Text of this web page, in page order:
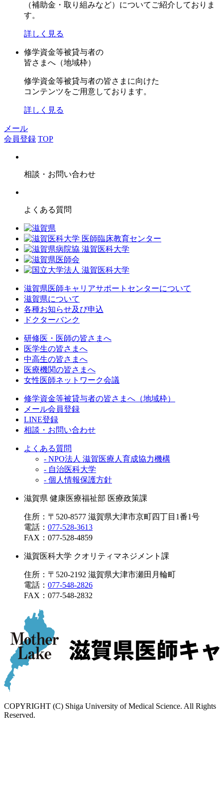
（補助金・取り組みなど）についてご紹介しておりま
す。
詳しく見る
修学資金等被貸与者の
皆さまへ（地域枠）
修学資金等被貸与者の皆さまに向けた
コンテンツをご用意しております。
詳しく見る
メール
会員登録 TOP
相談・お問い合わせ
よくある質問
滋賀県医師キャリアサポートセンターについて
滋賀県について
各種お知らせ及び申込
ドクターバンク
研修医・医師の皆さまへ
医学生の皆さまへ
中高生の皆さまへ
医療機関の皆さまへ
女性医師ネットワーク会議
修学資金等被貸与者の皆さまへ（地域枠）
メール会員登録
LINE登録
相談・お問い合わせ
よくある質問
- NPO法人 滋賀医療人育成協力機構
- 自治医科大学
- 個人情報保護方針
滋賀県 健康医療福祉部 医療政策課
住所：〒520-8577 滋賀県大津市京町四丁目1番1号
電話： 077-528-3613
FAX： 077-528-4859
滋賀医科大学 クオリティマネジメント課
住所：〒520-2192 滋賀県大津市瀬田月輪町
電話： 077-548-2826
FAX： 077-548-2832
COPYRIGHT (C) Shiga University of Medical Science. All Rights
Reserved.